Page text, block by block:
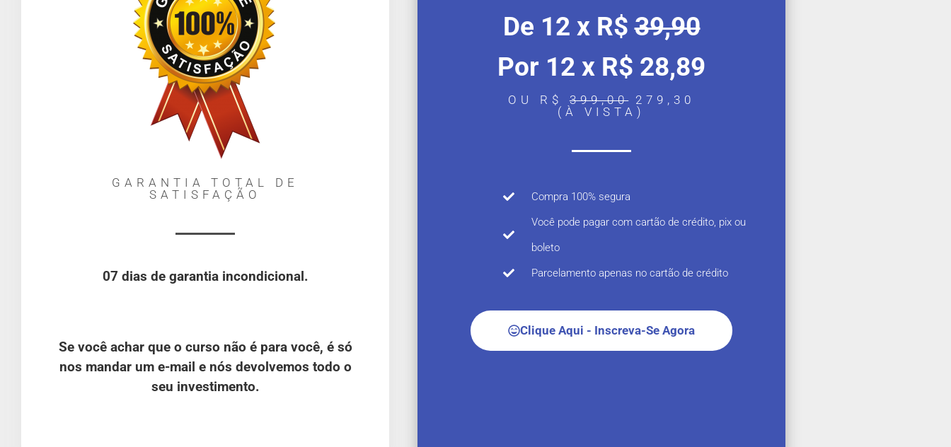
GARANTIA TOTAL DE
SATISFAÇÃO
07 dias de garantia incondicional.
Se você achar que o curso não é para você, é só
nos mandar um e-mail e nós devolvemos todo o
seu investimento.
De 12 x R$39,90
Por 12 x R$ 28,89
OU R$399,00279,30
(À VISTA)
Compra 100% segura
Você pode pagar com cartão de crédito, pix ou
boleto
Parcelamento apenas no cartão de crédito
Clique Aqui - Inscreva-Se Agora